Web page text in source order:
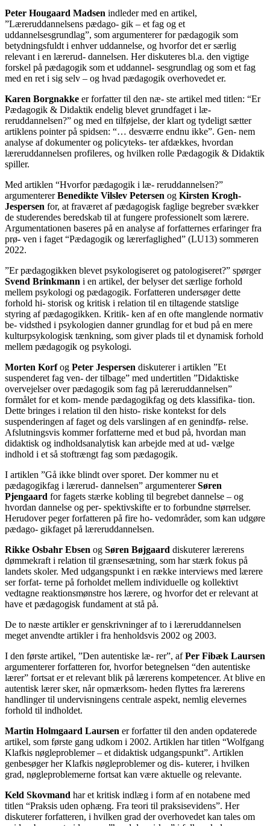
Peter Hougaard Madsen indleder med en artikel,
”Læreruddannelsens pædago- gik – et fag og et
uddannelsesgrundlag”, som argumenterer for pædagogik som
betydningsfuldt i enhver uddannelse, og hvorfor det er særlig
relevant i en lærerud- dannelsen. Her diskuteres bl.a. den vigtige
forskel på pædagogik som et uddannel- sesgrundlag og som et fag
med en ret i sig selv – og hvad pædagogik overhovedet er.
Karen Borgnakke er forfatter til den næ- ste artikel med titlen: “Er
Pædagogik & Didaktik endelig blevet grundfaget i læ-
reruddannelsen?” og med en tilføjelse, der klart og tydeligt sætter
artiklens pointer på spidsen: “… desværre endnu ikke”. Gen- nem
analyse af dokumenter og policyteks- ter afdækkes, hvordan
læreruddannelsen profileres, og hvilken rolle Pædagogik & Didaktik
spiller.
Med artiklen “Hvorfor pædagogik i læ- reruddannelsen?”
argumentererBenedikte Vilslev Petersen og Kirsten Krogh-
Jespersen for, at fraværet af pædagogisk faglige begreber svækker
de studerendes beredskab til at fungere professionelt som lærere.
Argumentationen baseres på en analyse af forfatternes erfaringer fra
prø- ven i faget “Pædagogik og lærerfaglighed” (LU13) sommeren
2022.
”Er pædagogikken blevet psykologiseret og patologiseret?” spørger
Svend Brinkmann i en artikel, der belyser det særlige forhold
mellem psykologi og pædagogik. Forfatteren undersøger dette
forhold hi- storisk og kritisk i relation til en tiltagende statslige
styring af pædagogikken. Kritik- ken af en ofte manglende normativ
be- vidsthed i psykologien danner grundlag for et bud på en mere
kulturpsykologisk tænkning, som giver plads til et dynamisk forhold
mellem pædagogik og psykologi.
Morten Korfog Peter Jespersen diskuterer i artiklen ”Et
suspenderet fag ven- der tilbage” med undertitlen ”Didaktiske
overvejelser over pædagogik som fag på læreruddannelsen”
formålet for et kom- mende pædagogikfag og dets klassifika- tion.
Dette bringes i relation til den histo- riske kontekst for dels
suspenderingen af faget og dels varslingen af en genindfø- relse.
Afslutningsvis kommer forfatterne med et bud på, hvordan man
didaktisk og indholdsanalytisk kan arbejde med at ud- vælge
indhold i et så stoftrængt fag som pædagogik.
I artiklen ”Gå ikke blindt over sporet. Der kommer nu et
pædagogikfag i lærerud- dannelsen” argumentererSøren
Pjengaard for fagets stærke kobling til begrebet dannelse – og
hvordan dannelse og per- spektivskifte er to forbundne størrelser.
Herudover peger forfatteren på fire ho- vedområder, som kan udgøre
pædago- gikfaget på læreruddannelsen.
Rikke Osbahr Ebsen og Søren Bøjgaard diskuterer lærerens
dømmekraft i relation til grænsesætning, som har stærk fokus på
landets skoler. Med udgangspunkt i en række interviews med lærere
ser forfat- terne på forholdet mellem individuelle og kollektivt
vedtagne reaktionsmønstre hos lærere, og hvorfor det er relevant at
have et pædagogisk fundament at stå på.
De to næste artikler er genskrivninger af to i læreruddannelsen
meget anvendte artikler i fra henholdsvis 2002 og 2003.
I den første artikel, ”Den autentiske læ- rer”, afPer Fibæk Laursen
argumenterer forfatteren for, hvorfor betegnelsen “den autentiske
lærer” fortsat er et relevant blik på lærerens kompetencer. At blive en
autentisk lærer sker, når opmærksom- heden flyttes fra lærerens
handlinger til undervisningens centrale aspekt, nemlig elevernes
forhold til indholdet.
Martin Holmgaard Laursen er forfatter til den anden opdaterede
artikel, som første gang udkom i 2002. Artiklen har titlen “Wolfgang
Klafkis nøgleproblemer – et didaktisk udgangspunkt”. Artiklen
genbesøger her Klafkis nøgleproblemer og dis- kuterer, i hvilken
grad, nøgleproblemerne fortsat kan være aktuelle og relevante.
Keld Skovmand har et kritisk indlæg i form af en notabene med
titlen “Praksis uden ophæng. Fra teori til praksisevidens”. Her
diskuterer forfatteren, i hvilken grad der overhovedet kan tales om